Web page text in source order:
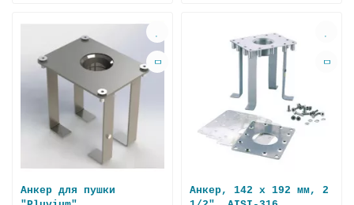
Анкер для пушки
Анкер, 142 x 192 мм, 2